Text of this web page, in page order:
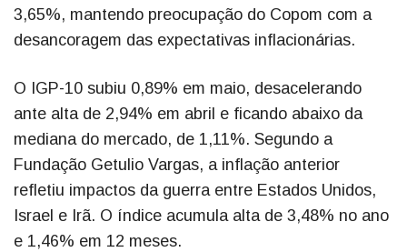
3,65%, mantendo preocupação do Copom com a
desancoragem das expectativas inflacionárias.
O IGP-10 subiu 0,89% em maio, desacelerando
ante alta de 2,94% em abril e ficando abaixo da
mediana do mercado, de 1,11%. Segundo a
Fundação Getulio Vargas, a inflação anterior
refletiu impactos da guerra entre Estados Unidos,
Israel e Irã. O índice acumula alta de 3,48% no ano
e 1,46% em 12 meses.